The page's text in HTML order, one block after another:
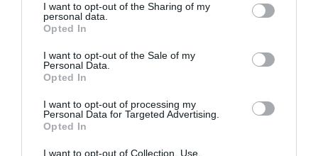
I want to opt-out of the Sharing of my
personal data.
Opted In
I want to opt-out of the Sale of my
Personal Data.
Opted In
I want to opt-out of processing my
Personal Data for Targeted Advertising.
Opted In
I want to opt-out of Collection, Use,
Lchrisa commenté :
20 décembre 2024 - 11 h
14 min
Nouvelle ! il n’y a pas qu’Airbus qui termine l’année en beauté,
mais la Boeing a fait très fort, Déjà China Airlines a commandé
hier un mixte de 777X et d’A350-1000 mais 14 boeing au total,
commande !
On sort le champagne ou quoi ? !!!!!